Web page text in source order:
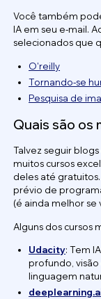
Você também
IA em seu e-mail.
selecionados que
O'reilly
Tornando-se
Pesquisa de
Quais são os
Talvez seguir
muitos cursos
deles até
prévio de
(é ainda melhor se
Alguns dos cursos
Udacity: Tem
profundo,
linguagem